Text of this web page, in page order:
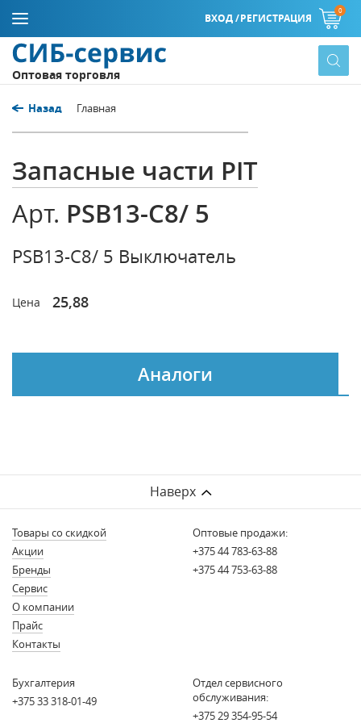
ВХОД /РЕГИСТРАЦИЯ
0
Оптовая торговля
Назад Главная
Запасные части PIT
Арт. PSB13-C8/ 5
PSB13-C8/ 5 Выключатель
Цена 25,88
Аналоги
Наверх
Товары со скидкой
Акции
Бренды
Сервис
О компании
Прайс
Контакты
Оптовые продажи:
+375 44 783-63-88
+375 44 753-63-88
Бухгалтерия
+375 33 318-01-49
Отдел сервисного
обслуживания:
+375 29 354-95-54